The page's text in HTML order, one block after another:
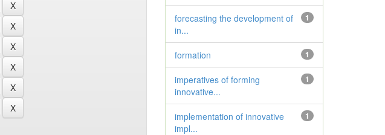
1
forecasting the development of
in...
1
formation
1
imperatives of forming
innovative...
1
implementation of innovative
impl...